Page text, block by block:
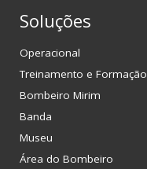
Soluções
Operacional
Treinamento e Formação
Bombeiro Mirim
Banda
Museu
Área do Bombeiro